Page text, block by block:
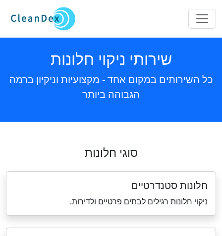
שירותי ניקוי חלונות
כל השירותים במקום אחד - מקצועיות וניקיון ברמה
הגבוהה ביותר
סוגי חלונות
חלונות סטנדרטיים
ניקוי חלונות רגילים לבתים פרטיים ולדירות.